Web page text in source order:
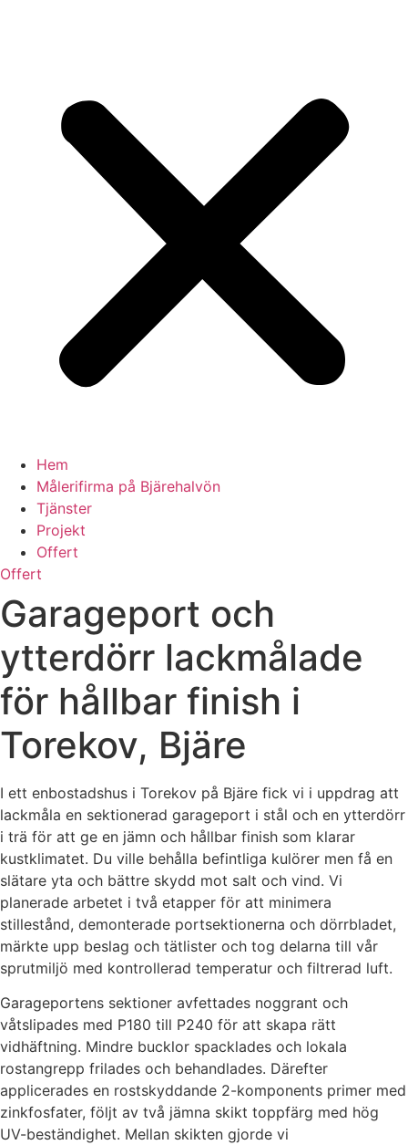
Hem
Målerifirma på Bjärehalvön
Tjänster
Projekt
Offert
Offert
Garageport och
ytterdörr lackmålade
för hållbar finish i
Torekov, Bjäre
I ett enbostadshus i Torekov på Bjäre fick vi i uppdrag att
lackmåla en sektionerad garageport i stål och en ytterdörr
i trä för att ge en jämn och hållbar finish som klarar
kustklimatet. Du ville behålla befintliga kulörer men få en
slätare yta och bättre skydd mot salt och vind. Vi
planerade arbetet i två etapper för att minimera
stillestånd, demonterade portsektionerna och dörrbladet,
märkte upp beslag och tätlister och tog delarna till vår
sprutmiljö med kontrollerad temperatur och filtrerad luft.
Garageportens sektioner avfettades noggrant och
våtslipades med P180 till P240 för att skapa rätt
vidhäftning. Mindre bucklor spacklades och lokala
rostangrepp frilades och behandlades. Därefter
applicerades en rostskyddande 2-komponents primer med
zinkfosfater, följt av två jämna skikt toppfärg med hög
UV-beständighet. Mellan skikten gjorde vi